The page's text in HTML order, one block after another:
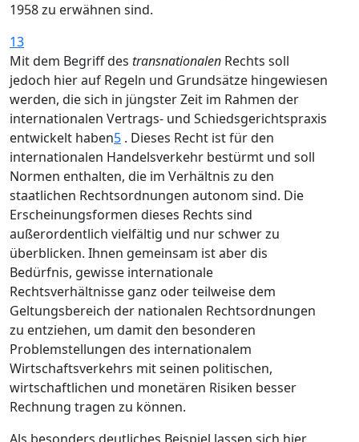
1958 zu erwähnen sind.
13
Mit dem Begriff des transnationalen Rechts soll
jedoch hier auf Regeln und Grundsätze hingewiesen
werden, die sich in jüngster Zeit im Rahmen der
internationalen Vertrags- und Schiedsgerichtspraxis
entwickelt haben5 . Dieses Recht ist für den
internationalen Handelsverkehr bestürmt und soll
Normen enthalten, die im Verhältnis zu den
staatlichen Rechtsordnungen autonom sind. Die
Erscheinungsformen dieses Rechts sind
außerordentlich vielfältig und nur schwer zu
überblicken. Ihnen gemeinsam ist aber dis
Bedürfnis, gewisse internationale
Rechtsverhältnisse ganz oder teilweise dem
Geltungsbereich der nationalen Rechtsordnungen
zu entziehen, um damit den besonderen
Problemstellungen des internationalem
Wirtschaftsverkehrs mit seinen politischen,
wirtschaftlichen und monetären Risiken besser
Rechnung tragen zu können.